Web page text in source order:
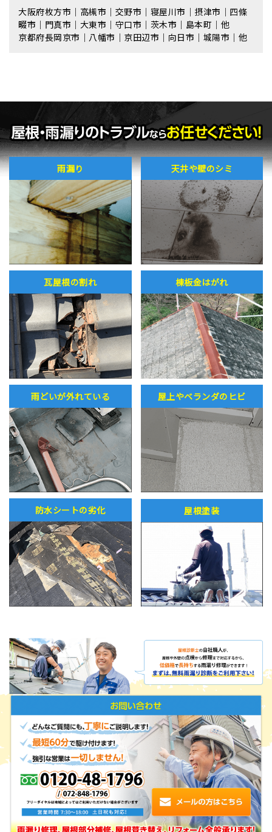
大阪府枚方市｜高槻市｜交野市｜寝屋川市｜摂津市｜四條
畷市｜門真市｜大東市｜守口市｜茨木市｜島本町｜他
京都府長岡京市｜八幡市｜京田辺市｜向日市｜城陽市｜他
雨漏り 天井や壁のシミ
瓦屋根の割れ 棟板金はがれ
雨どいが外れている 屋上やベランダのヒビ
防水シートの劣化 屋根塗装